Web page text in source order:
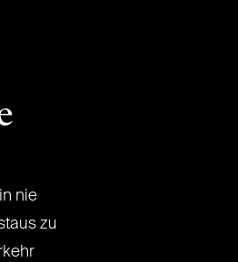
nie
zu